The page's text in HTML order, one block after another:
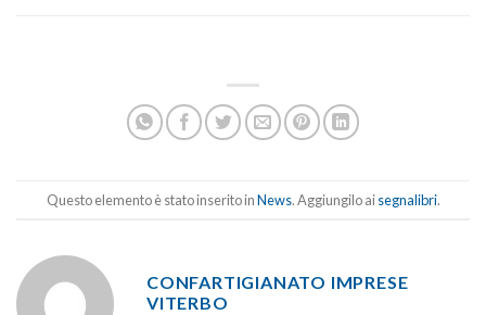
Questo elemento è stato inserito inNews. Aggiungilo aisegnalibri.
CONFARTIGIANATO IMPRESE
VITERBO